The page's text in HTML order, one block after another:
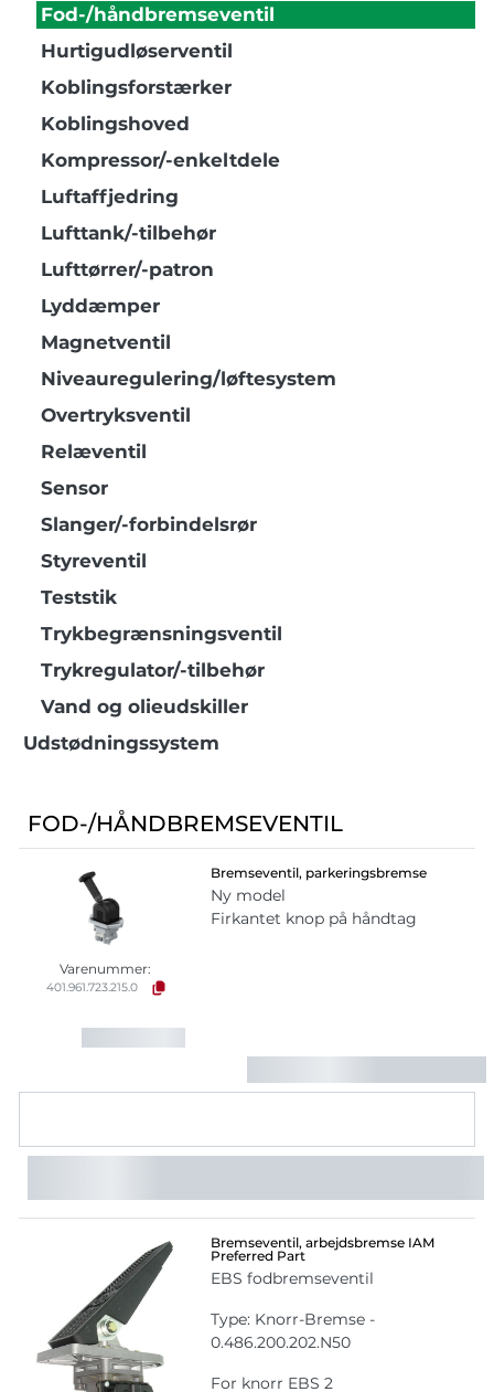
Fod-/håndbremseventil
Hurtigudløserventil
Koblingsforstærker
Koblingshoved
Kompressor/-enkeltdele
Luftaffjedring
Lufttank/-tilbehør
Lufttørrer/-patron
Lyddæmper
Magnetventil
Niveauregulering/løftesystem
Overtryksventil
Relæventil
Sensor
Slanger/-forbindelsrør
Styreventil
Teststik
Trykbegrænsningsventil
Trykregulator/-tilbehør
Vand og olieudskiller
Udstødningssystem
FOD-/HÅNDBREMSEVENTIL
Varenummer:
401.961.723.215.0
Bremseventil, parkeringsbremse
Ny model
Firkantet knop på håndtag
Bremseventil, arbejdsbremse IAM
Preferred Part
EBS fodbremseventil
Type: Knorr-Bremse -
0.486.200.202.N50
For knorr EBS 2